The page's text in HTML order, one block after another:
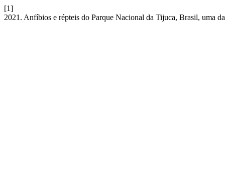
[1]
2021. Anfíbios e répteis do Parque Nacional da Tijuca, Brasil, uma